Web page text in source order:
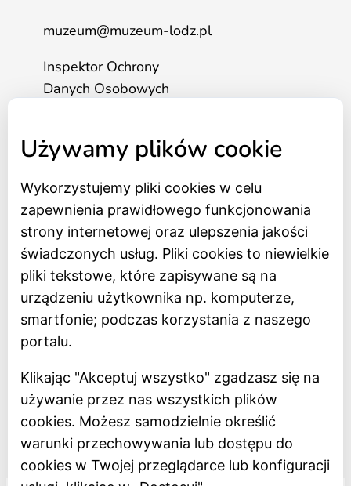
muzeum@muzeum-lodz.pl
Inspektor Ochrony
Danych Osobowych
Strona główna
Bilety online
BIP
Oceń Muzeum
Newsletter
Deklaracja dostępności
Regulamin
Dostępność
Projekt dofinansowany z Unii Europejskiej
Używamy plików cookie
Wykorzystujemy pliki cookies w celu
zapewnienia prawidłowego funkcjonowania
strony internetowej oraz ulepszenia jakości
świadczonych usług. Pliki cookies to niewielkie
pliki tekstowe, które zapisywane są na
urządzeniu użytkownika np. komputerze,
smartfonie; podczas korzystania z naszego
portalu.
Klikając "Akceptuj wszystko" zgadzasz się na
używanie przez nas wszystkich plików
cookies. Możesz samodzielnie określić
warunki przechowywania lub dostępu do
cookies w Twojej przeglądarce lub konfiguracji